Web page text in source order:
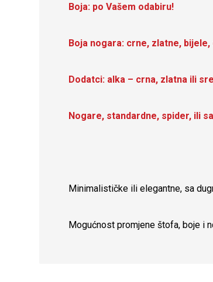
Boja: po Vašem odabiru!
Boja nogara: crne, zlatne,
Dodatci: alka – crna, zlatna ili
Nogare, standardne, spider, ili
Minimalističke ili elegantne, sa
Mogućnost promjene štofa, boje i